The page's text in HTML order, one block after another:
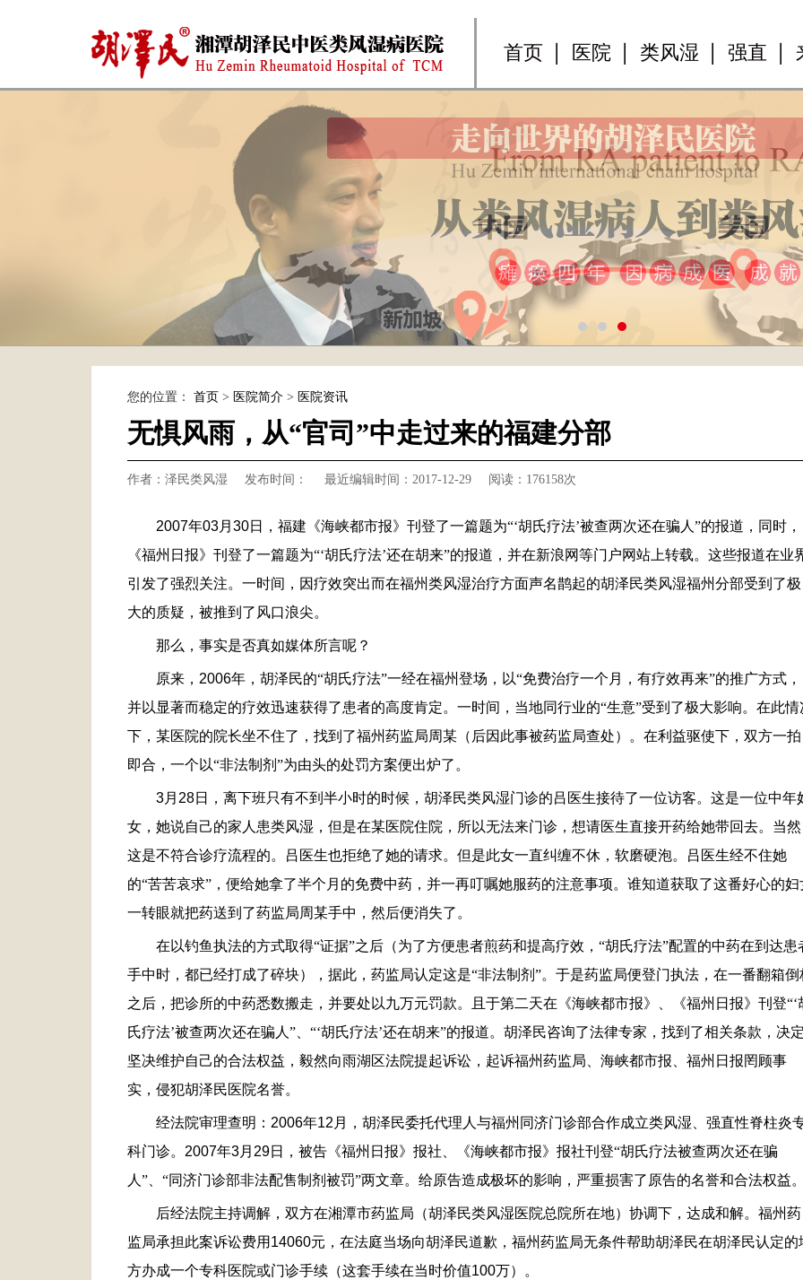
首页 医院 类风湿 强直
您的位置： 首页 > 医院简介 > 医院资讯
无惧风雨，从“官司”中走过来的福建分部
作者：泽民类风湿 发布时间： 最近编辑时间：2017-12-29 阅读： 176158次
2007年03月 30日，福建《海峡都市报》刊登了一篇题为“‘胡氏疗法’被查两次还在骗人”的报道，同时，
《福州日报》刊登了一篇题为“‘胡氏疗法’还在胡来”的报道，并在新浪网等门户网站上转载。这些报道在业
引发了强烈关注。一时间，因疗效突出而在福州类风湿治疗方面声名鹊起的胡泽民类风湿福州分部受到了极
大的质疑，被推到了风口浪尖。
那么，事实是否真如媒体所言呢？
原来， 2006年，胡泽民的“胡氏疗法”一经在福州登场，以“免费治疗一个月，有疗效再来”的推广方式，
并以显著而稳定的疗效迅速获得了患者的高度肯定。一时间，当地同行业的“生意”受到了极大影响。在此情
下，某医院的院长坐不住了，找到了福州药监局周某（后因此事被药监局查处）。在利益驱使下，双方一拍
即合，一个以“非法制剂”为由头的处罚方案便出炉了。
3月 28日，离下班只有不到半小时的时候，胡泽民类风湿门诊的吕医生接待了一位访客。这是一位中年
女，她说自己的家人患类风湿，但是在某医院住院，所以无法来门诊，想请医生直接开药给她带回去。当然
这是不符合诊疗流程的。吕医生也拒绝了她的请求。但是此女一直纠缠不休，软磨硬泡。吕医生经不住她
的“苦苦哀求”，便给她拿了半个月的免费中药，并一再叮嘱她服药的注意事项。谁知道获取了这番好心的妇
一转眼就把药送到了药监局周某手中，然后便消失了。
在以钓鱼执法的方式取得“证据”之后（为了方便患者煎药和提高疗效，“胡氏疗法”配置的中药在到达患
手中时，都已经打成了碎块），据此，药监局认定这是“非法制剂”。于是药监局便登门执法，在一番翻箱倒
之后，把诊所的中药悉数搬走，并要处以九万元罚款。且于第二天在《海峡都市报》、《福州日报》刊登“‘
氏疗法’被查两次还在骗人”、“‘胡氏疗法’还在胡来”的报道。胡泽民咨询了法律专家，找到了相关条款，决
坚决维护自己的合法权益，毅然向雨湖区法院提起诉讼，起诉福州药监局、海峡都市报、福州日报罔顾事
实，侵犯胡泽民医院名誉。
经法院审理查明： 2006年12 月，胡泽民委托代理人与福州同济门诊部合作成立类风湿、强直性脊柱炎
科门诊。 2007年3月 29日，被告《福州日报》报社、《海峡都市报》报社刊登“胡氏疗法被查两次还在骗
人”、“同济门诊部非法配售制剂被罚”两文章。给原告造成极坏的影响，严重损害了原告的名誉和合法权益
后经法院主持调解，双方在湘潭市药监局（胡泽民类风湿医院总院所在地）协调下，达成和解。福州药
监局承担此案诉讼费用 14060元，在法庭当场向胡泽民道歉，福州药监局无条件帮助胡泽民在胡泽民认定的
方办成一个专科医院或门诊手续（这套手续在当时价值100万）。